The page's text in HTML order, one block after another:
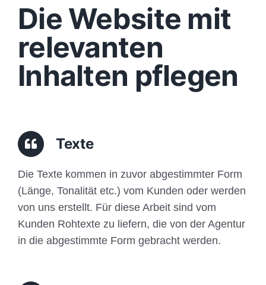
Content
Funktionen
Aufbau
Die Website mit
relevanten
Inhalten pflegen
Texte
Die Texte kommen in zuvor abgestimmter Form
(Länge, Tonalität etc.) vom Kunden oder werden
von uns erstellt. Für diese Arbeit sind vom
Kunden Rohtexte zu liefern, die von der Agentur
in die abgestimmte Form gebracht werden.